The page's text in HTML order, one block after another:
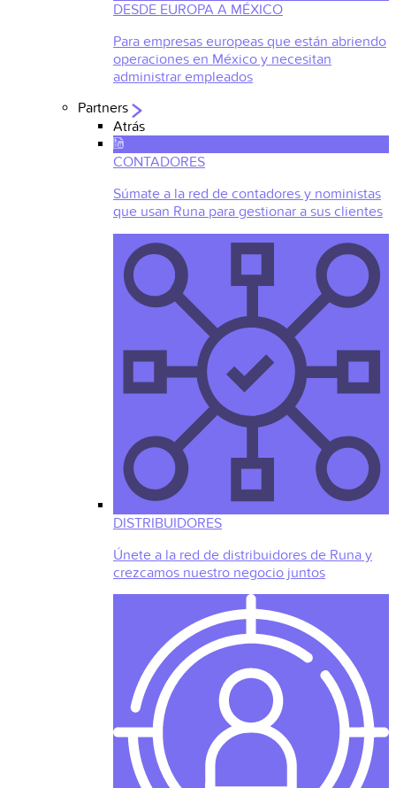
DESDE EUROPA A MÉXICO
Para empresas europeas que están abriendo
operaciones en México y necesitan
administrar empleados
Partners
Atrás
CONTADORES
Súmate a la red de contadores y noministas
que usan Runa para gestionar a sus clientes
DISTRIBUIDORES
Únete a la red de distribuidores de Runa y
crezcamos nuestro negocio juntos